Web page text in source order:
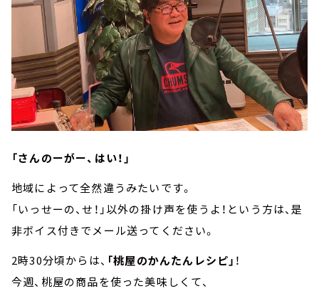
「さんのーがー、はい！」
地域によって全然違うみたいです。
「いっせーの、せ！」以外の掛け声を使うよ！という方は、是
非ボイス付きでメール送ってください。
2時30分頃からは、 「桃屋のかんたんレシピ」 ！
今週、桃屋の商品を使った美味しくて、